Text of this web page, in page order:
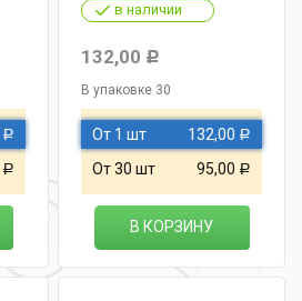
Р
Р
в наличии
132,00 Р
В упаковке 30
От 1 шт 132,00 Р
От 30 шт 95,00 Р
В КОРЗИНУ